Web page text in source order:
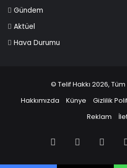
Gündem
Aktüel
Hava Durumu
© Telif Hakkı 2026, Tüm
Hakkımızda
Künye Gizlilik
Reklam
Facebook